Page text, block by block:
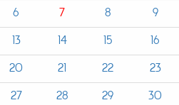
6 7 8
9
13 14 15
16
20 21 22
23
27 28 29
30